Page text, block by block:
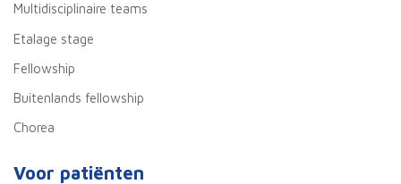
Multidisciplinaire teams
Etalage stage
Fellowship
Buitenlands fellowship
Chorea
Voor patiënten